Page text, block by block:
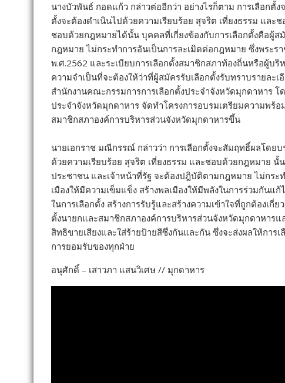
นางบัวพันธ์ กอดแก้ว กล่าวต่ออีกว่า อย่างไรก็ตาม การเลือกตั้
ตั้งจะต้องดำเนินไปด้วยความเรียบร้อย สุจริต เที่ยงธรรม แล
ชอบด้วยกฎหมายได้นั้น บุคคลที่เกี่ยงข้องกับการเลือกตั้งคือผู้
กฎหมาย ไม่กระทำการอันเป็นการละเมิดต่อกฎหมาย ซึ่งพระ
พ.ศ.2562 และระเบียบการเลือกตั้งสมาชิกสภาท้องถิ่นหรือผู้บ
ความจำเป็นที่จะต้องให้ว่าที่ผู้สมัครรับเลือกตั้งรับทราบรายละ
สำนักงานคณะกรรมการการเลือกตั้งประจำจังหวัดมุกดาหาร
ประจำจังหวัดมุกดาหาร จัดทำโครงการอบรมเตรียมความพร้
สมาชิกสภาองค์การบริหารส่วนจังหวัดมุกดาหารขึ้น
นายเอกราช มณีกรรณ์ กล่าวว่า การเลือกตั้งจะสัมฤทธิ์ผลโดย
ด้วยความเรียบร้อย สุจริต เที่ยงธรรม และชอบด้วยกฎหมาย
ประชาชน และเจ้าหน้าที่รัฐ จะต้องปฎิบัติตามกฎหมาย ไม่กร
เมืองให้มีความเข็มแข็ง สร้างพลเมืองให้มีพลังในการร่วมกั
ในการเลือกตั้ง สร้างการรับรู้และสร้างความเข้าใจที่ถูกต้องเ
ตั้งนายกและสมาชิกสภาองค์การบริหารส่วนจังหวัดมุกดาหาร
สิทธิขายเสียงและใส่ร้ายป้ายสีซึ่งกันและกัน ซึ่งจะส่งผลให้กา
การยอมรับของทุกฝ่าย
อนุศักดิ์ – เสาวภา แสนวิเศษ // มุกดาหาร